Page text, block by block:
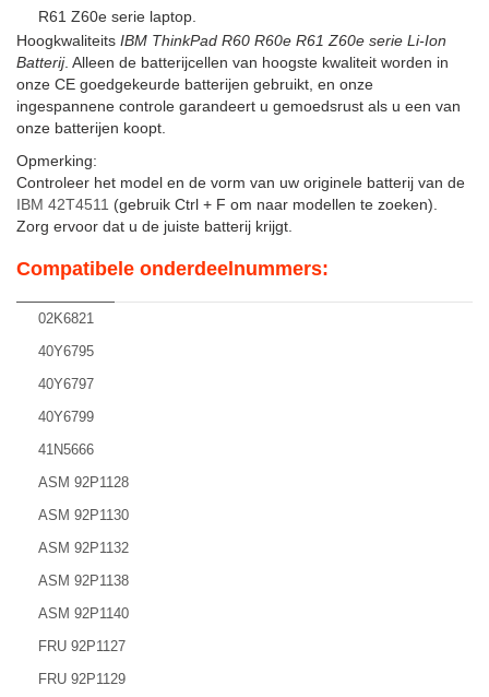
R61 Z60e serie laptop.
Hoogkwaliteits IBM ThinkPad R60 R60e R61 Z60e serie Li-Ion
Batterij. Alleen de batterijcellen van hoogste kwaliteit worden in
onze CE goedgekeurde batterijen gebruikt, en onze
ingespannene controle garandeert u gemoedsrust als u een van
onze batterijen koopt.
Opmerking:
Controleer het model en de vorm van uw originele batterij van de
IBM 42T4511 (gebruik Ctrl + F om naar modellen te zoeken).
Zorg ervoor dat u de juiste batterij krijgt.
Compatibele onderdeelnummers:
02K6821
40Y6795
40Y6797
40Y6799
41N5666
ASM 92P1128
ASM 92P1130
ASM 92P1132
ASM 92P1138
ASM 92P1140
FRU 92P1127
FRU 92P1129